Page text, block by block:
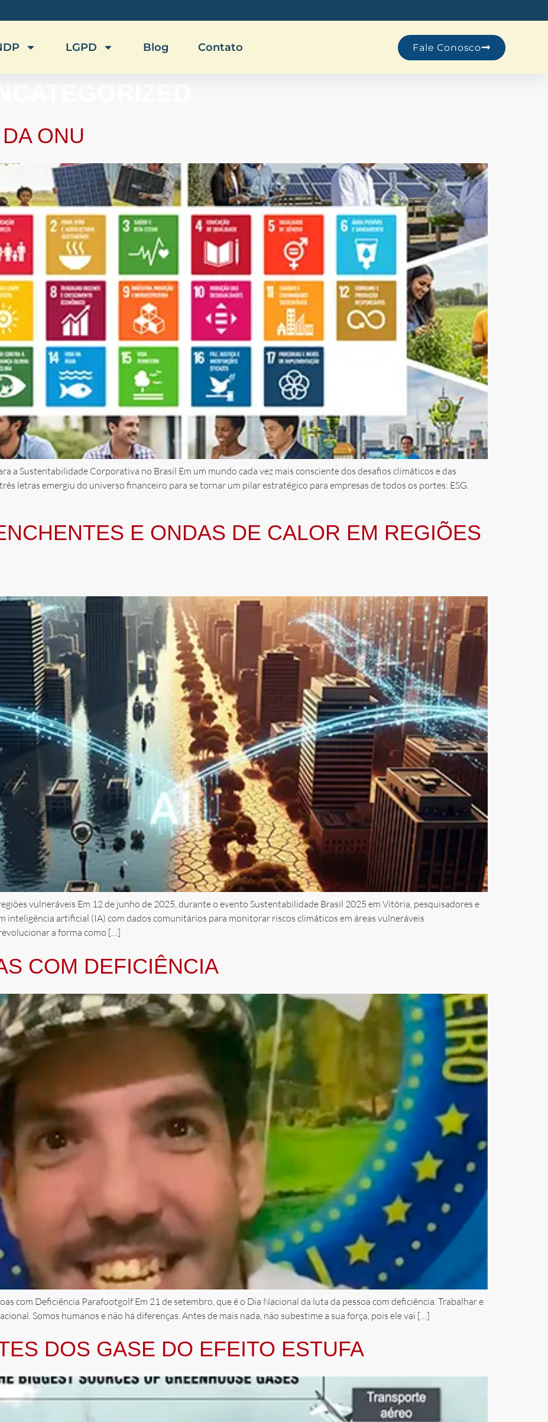
LGPD Blog Contato Fale Conosco
ONU
a Sustentabilidade Corporativa no Brasil Em um mundo cada vez mais consciente dos desafios climáticos e das
letras emergiu do universo financeiro para se tornar um pilar estratégico para empresas de todos os portes: ESG.
E ONDAS DE CALOR EM REGIÕES
vulneráveis Em 12 de junho de 2025, durante o evento Sustentabilidade Brasil 2025 em Vitória, pesquisadores e
inteligência artificial (IA) com dados comunitários para monitorar riscos climáticos em áreas vulneráveis
a forma como […]
COM DEFICIÊNCIA
com Deficiência Parafootgolf Em 21 de setembro, que é o Dia Nacional da luta da pessoa com deficiência. Trabalhar e
Somos humanos e não há diferenças. Antes de mais nada, não subestime a sua força, pois ele vai […]
DOS GASE DO EFEITO ESTUFA